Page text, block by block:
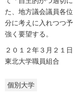
た、地方議会議員各
分に考えに入れつつ
強く要望する。
２０１２年３月２１日
東北大学職員組合
個別大学